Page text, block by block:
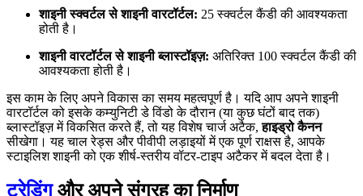
शाइनी स्क्वर्टल से शाइनी वारटॉर्टल: 25 स्क्वर्टल कैंडी की आवश्यकता
होती है।
शाइनी वारटॉर्टल से शाइनी ब्लास्टॉइज़: अतिरिक्त 100 स्क्वर्टल कैंडी की
आवश्यकता होती है।
इस काम के लिए अपने विकास का समय महत्वपूर्ण है। यदि आप अपने शाइनी
वारटॉर्टल को इसके कम्युनिटी डे विंडो के दौरान (या कुछ घंटों बाद तक)
ब्लास्टॉइज़ में विकसित करते हैं, तो यह विशेष चार्ज अटैक,हाइड्रो कैनन
सीखेगा। यह चाल रेड्स और पीवीपी लड़ाइयों में एक पूर्ण राक्षस है, आपके
स्टाइलिश शाइनी को एक शीर्ष-स्तरीय वॉटर-टाइप अटैकर में बदल देता है।
ट्रेडिंगऔर अपने संग्रह का निर्माण